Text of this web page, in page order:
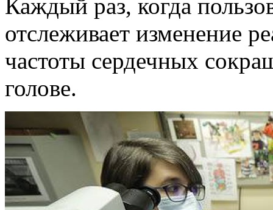
Каждый раз, когда
отслеживает изменение
частоты сердечных
голове.